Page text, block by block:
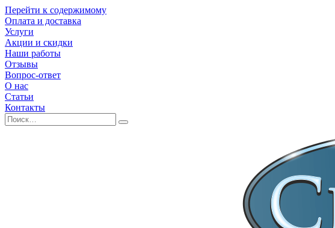
Перейти к содержимому
Оплата и доставка
Услуги
Акции и скидки
Наши работы
Отзывы
Вопрос-ответ
О нас
Статьи
Контакты